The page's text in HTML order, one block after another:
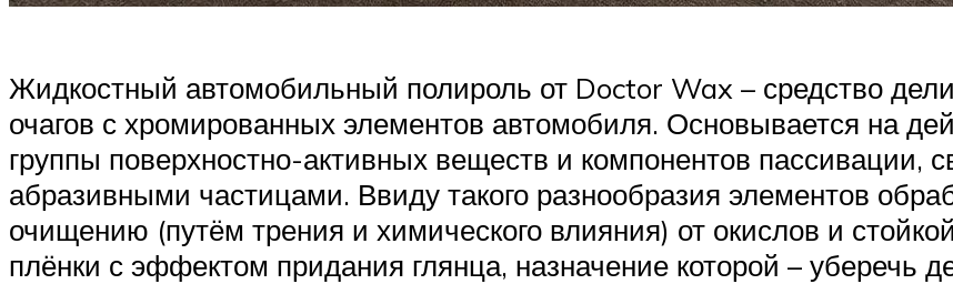
Жидкостный автомобильный полироль от Doctor Wax – средство
очагов с хромированных элементов автомобиля. Основывается на
группы поверхностно-активных веществ и компонентов пассивации,
абразивными частицами. Ввиду такого разнообразия элементов
очищению (путём трения и химического влияния) от окислов и
плёнки с эффектом придания глянца, назначение которой – уберечь